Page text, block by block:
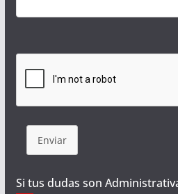
Enviar
Si tus dudas son